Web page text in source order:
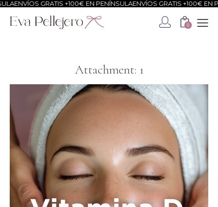
ENVÍOS GRATIS +100€ EN PENÍNSULAENVÍOS GRATIS +100€ EN
0
Attachment: 1